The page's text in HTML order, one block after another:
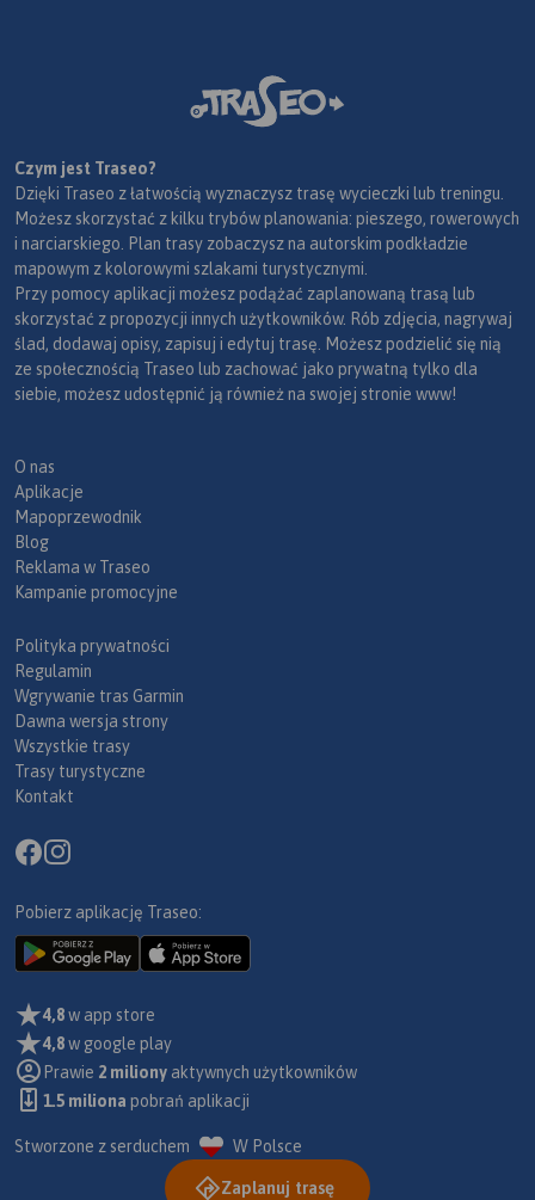
Czym jest Traseo?
Dzięki Traseo z łatwością wyznaczysz trasę wycieczki lub treningu.
Możesz skorzystać z kilku trybów planowania: pieszego, rowerowych
i narciarskiego. Plan trasy zobaczysz na autorskim podkładzie
mapowym z kolorowymi szlakami turystycznymi.
Przy pomocy aplikacji możesz podążać zaplanowaną trasą lub
skorzystać z propozycji innych użytkowników. Rób zdjęcia, nagrywaj
ślad, dodawaj opisy, zapisuj i edytuj trasę. Możesz podzielić się nią
ze społecznością Traseo lub zachować jako prywatną tylko dla
siebie, możesz udostępnić ją również na swojej stronie www!
O nas
Aplikacje
Mapoprzewodnik
Blog
Reklama w Traseo
Kampanie promocyjne
Polityka prywatności
Regulamin
Wgrywanie tras Garmin
Dawna wersja strony
Wszystkie trasy
Trasy turystyczne
Kontakt
Pobierz aplikację Traseo:
4,8w app store
4,8w google play
Prawie 2 miliony aktywnych użytkowników
1.5 miliona pobrań aplikacji
Stworzone z serduchem W Polsce
Zaplanuj trasę